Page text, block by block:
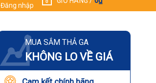
Đăng nhập
0
MUA SẮM THẢ GA
KHÔNG LO VỀ GIÁ